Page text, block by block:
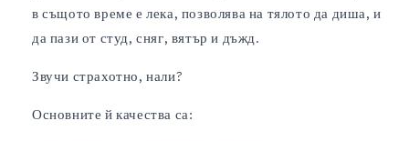
в същото време е лека, позволява на тялото да диша, и
да пази от студ, сняг, вятър и дъжд.
Звучи страхотно, нали?
Основните й качества са: